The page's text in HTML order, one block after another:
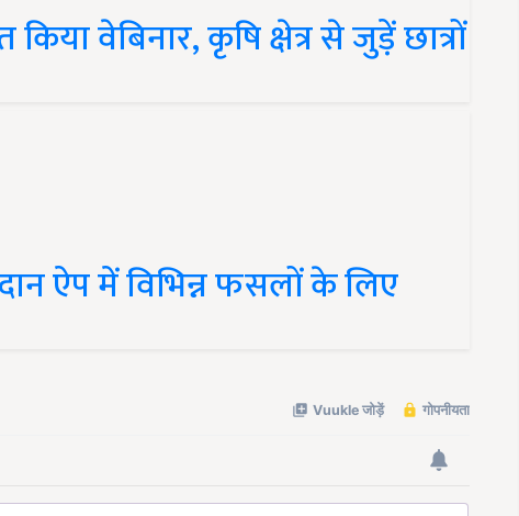
वेबिनार, कृषि क्षेत्र से जुड़ें छात्रों
ऐप में विभिन्न फसलों के लिए